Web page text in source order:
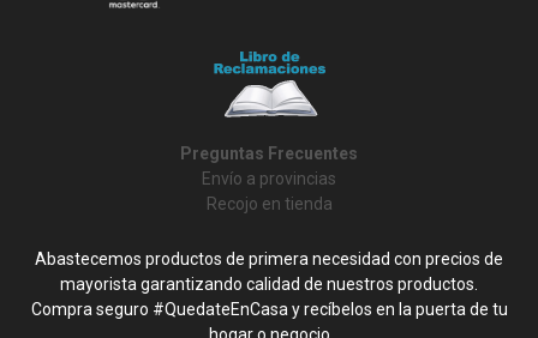
Preguntas Frecuentes
Envío a provincias
Recojo en tienda
Abastecemos productos de primera necesidad con precios de
mayorista garantizando calidad de nuestros productos.
Compra seguro #QuedateEnCasa y recíbelos en la puerta de tu